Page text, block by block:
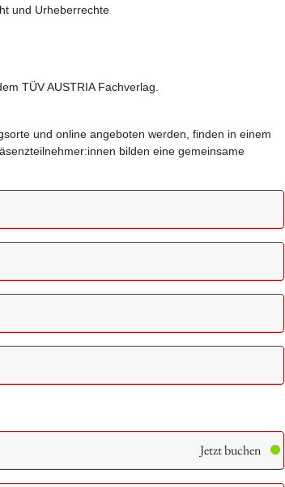
und Urheberrechte
TÜV AUSTRIA Fachverlag.
und online angeboten werden, finden in einem
bilden eine gemeinsame
Jetzt buchen